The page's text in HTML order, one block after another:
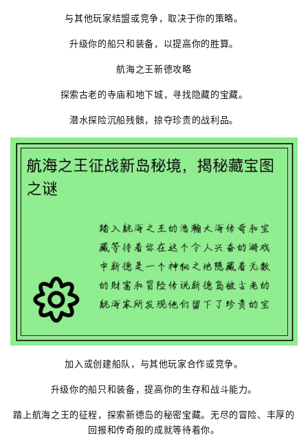
与其他玩家结盟或竞争，取决于你的策略。
升级你的船只和装备，以提高你的胜算。
航海之王新德攻略
探索古老的寺庙和地下城，寻找隐藏的宝藏。
潜水探险沉船残骸，掠夺珍贵的战利品。
加入或创建船队，与其他玩家合作或竞争。
升级你的船只和装备，提高你的生存和战斗能力。
踏上航海之王的征程，探索新德岛的秘密宝藏。无尽的冒险、丰厚的
回报和传奇般的成就等待着你。